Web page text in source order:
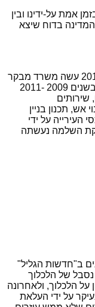
אמת על-ידינו ובין
בדוח שיצא
ולדוח עצמו. בחודשים יולי 2011 ועד מרץ 2012 עשה משרד מבקר
המדינה ביקורת, בעיקר על פעולות העירייה בשנים 2009 -2011
שירותים
אש, תכנון בניין
העירייה על ידי
השלמה נעשתה
ב"חדשות הגליל"
של הלכלוך
הלכלוך, ולאחרונה
על ידי העלאת